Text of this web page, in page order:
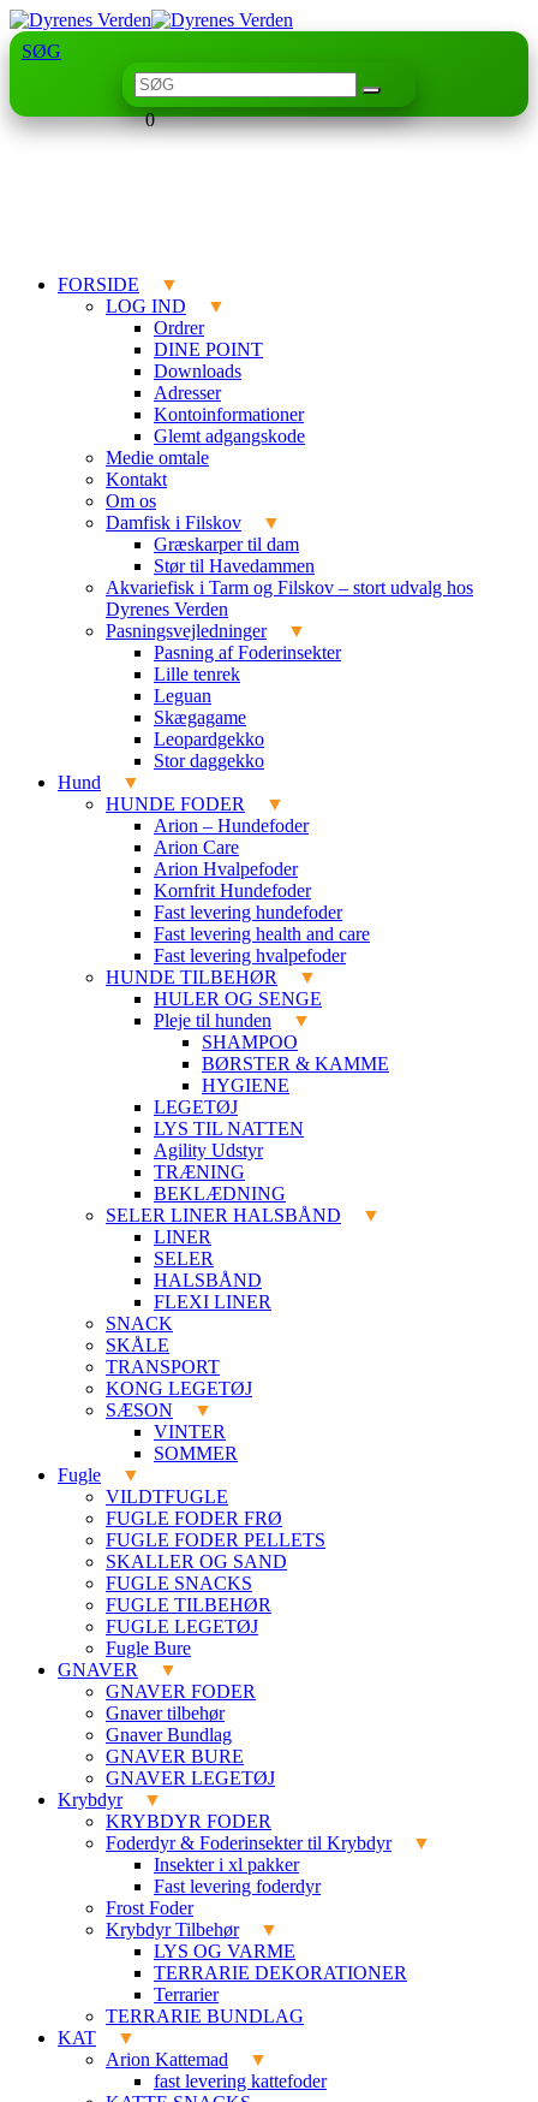
SØG
0
FORSIDE
LOG IND
Ordrer
DINE POINT
Downloads
Adresser
Kontoinformationer
Glemt adgangskode
Medie omtale
Kontakt
Om os
Damfisk i Filskov
Græskarper til dam
Stør til Havedammen
Akvariefisk i Tarm og Filskov – stort udvalg hos
Dyrenes Verden
Pasningsvejledninger
Pasning af Foderinsekter
Lille tenrek
Leguan
Skægagame
Leopardgekko
Stor daggekko
Hund
HUNDE FODER
Arion – Hundefoder
Arion Care
Arion Hvalpefoder
Kornfrit Hundefoder
Fast levering hundefoder
Fast levering health and care
Fast levering hvalpefoder
HUNDE TILBEHØR
HULER OG SENGE
Pleje til hunden
SHAMPOO
BØRSTER & KAMME
HYGIENE
LEGETØJ
LYS TIL NATTEN
Agility Udstyr
TRÆNING
BEKLÆDNING
SELER LINER HALSBÅND
LINER
SELER
HALSBÅND
FLEXI LINER
SNACK
SKÅLE
TRANSPORT
KONG LEGETØJ
SÆSON
VINTER
SOMMER
Fugle
VILDTFUGLE
FUGLE FODER FRØ
FUGLE FODER PELLETS
SKALLER OG SAND
FUGLE SNACKS
FUGLE TILBEHØR
FUGLE LEGETØJ
Fugle Bure
GNAVER
GNAVER FODER
Gnaver tilbehør
Gnaver Bundlag
GNAVER BURE
GNAVER LEGETØJ
Krybdyr
KRYBDYR FODER
Foderdyr & Foderinsekter til Krybdyr
Insekter i xl pakker
Fast levering foderdyr
Frost Foder
Krybdyr Tilbehør
LYS OG VARME
TERRARIE DEKORATIONER
Terrarier
TERRARIE BUNDLAG
KAT
Arion Kattemad
fast levering kattefoder